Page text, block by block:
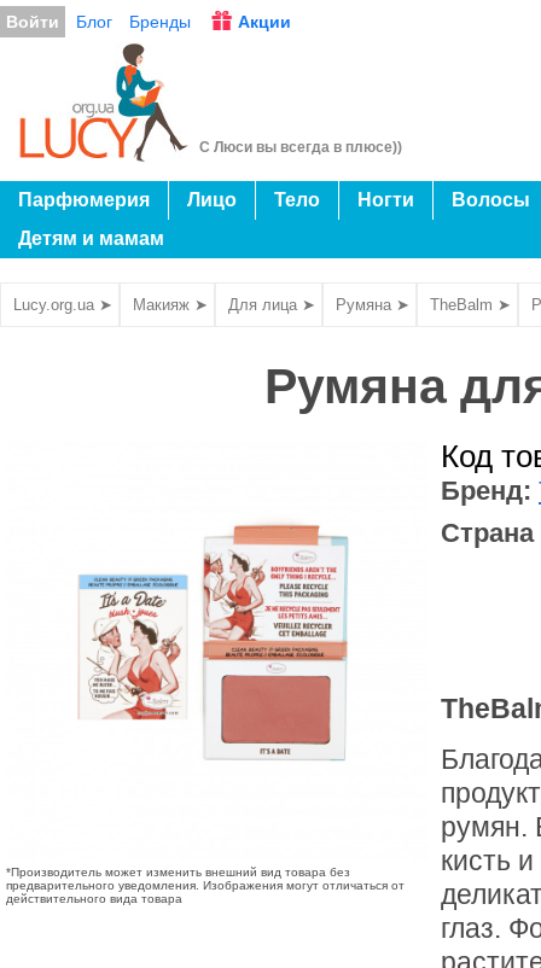
Войти Блог Бренды Акции
С Люси вы всегда в плюсе))
Парфюмерия Лицо Тело Ногти
Волосы
Детям и мамам
Lucy.org.ua ➤ Макияж ➤ Для лица ➤ Румяна ➤ TheBalm ➤
Румяна
*Производитель может изменить внешний вид товара без
предварительного уведомления. Изображения могут отличаться от
действительного вида товара
Код
Бренд:
румян.
кисть
глаз.